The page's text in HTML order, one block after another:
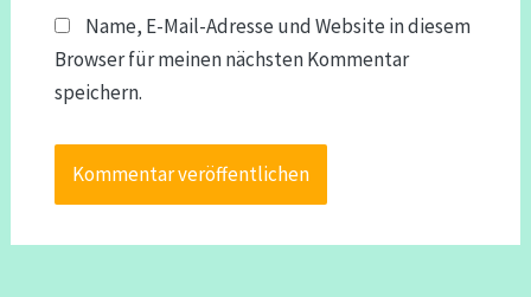
Name, E-Mail-Adresse und Website in diesem
Browser für meinen nächsten Kommentar
speichern.